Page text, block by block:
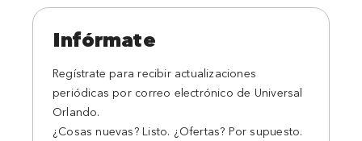
Infórmate
Regístrate para recibir actualizaciones
periódicas por correo electrónico de Universal
Orlando.
¿Cosas nuevas? Listo. ¿Ofertas? Por supuesto.